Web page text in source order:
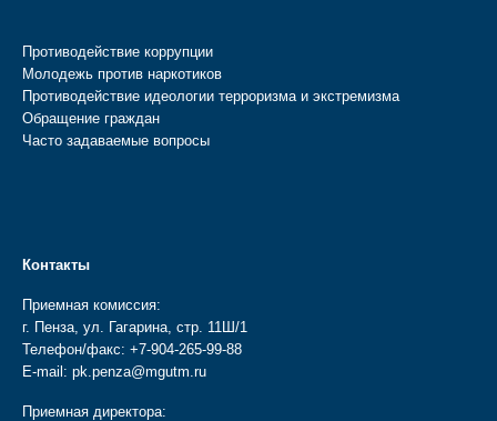
Противодействие коррупции
Молодежь против наркотиков
Противодействие идеологии терроризма и экстремизма
Обращение граждан
Часто задаваемые вопросы
Контакты
Приемная комиссия:
г. Пенза, ул. Гагарина, стр. 11Ш/1
Телефон/факс: +7-904-265-99-88
E-mail: pk.penza@mgutm.ru
Приемная директора: